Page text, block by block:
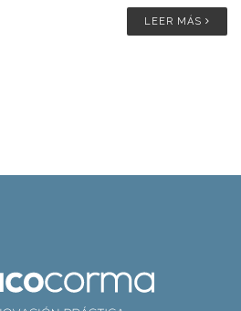
LEER MÁS